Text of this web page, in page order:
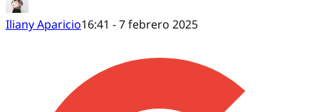
Iliany Aparicio16:41 - 7 febrero 2025